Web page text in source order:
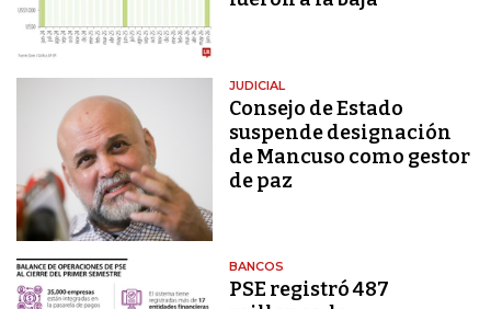
JUDICIAL
Consejo de Estado
suspende designación
de Mancuso como gestor
de paz
BANCOS
PSE registró 487